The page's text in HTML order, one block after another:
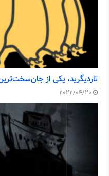
تاردیگرید، یکی از
2022/04/20